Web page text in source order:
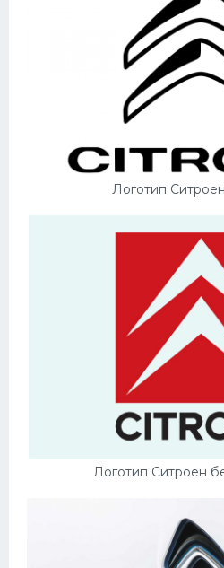
Логотип
Логотип Ситроен